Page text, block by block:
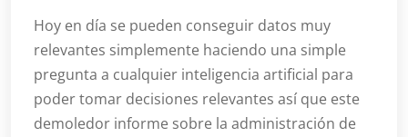
Hoy en día se pueden conseguir datos muy
relevantes simplemente haciendo una simple
pregunta a cualquier inteligencia artificial para
poder tomar decisiones relevantes así que este
demoledor informe sobre la administración de